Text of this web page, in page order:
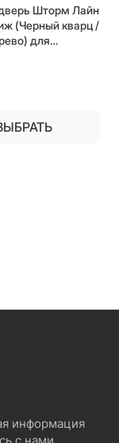
Шторм Лайн
(Черный кварц /
для
информация